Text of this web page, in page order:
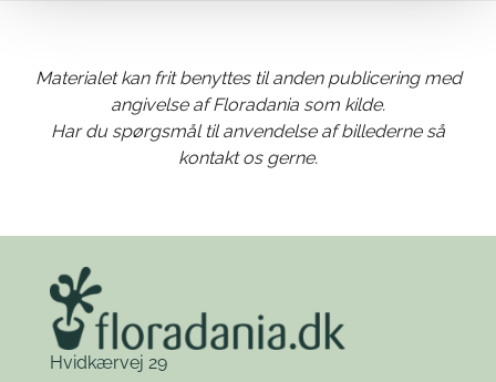
Materialet kan frit benyttes til anden publicering med
angivelse af Floradania som kilde.
Har du spørgsmål til anvendelse af billederne så
kontakt os gerne.
Hvidkærvej 29